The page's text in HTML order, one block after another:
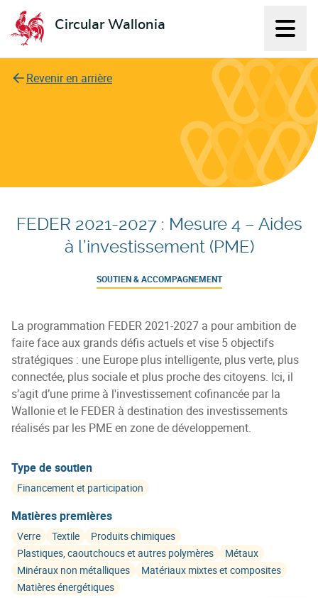
Circular Wallonia
L'économie circulaire
Revenir en arrière
FEDER 2021-2027 : Mesure 4 – Aides
à l’investissement (PME)
SOUTIEN & ACCOMPAGNEMENT
La programmation FEDER 2021-2027 a pour ambition de
faire face aux grands défis actuels et vise 5 objectifs
stratégiques : une Europe plus intelligente, plus verte, plus
connectée, plus sociale et plus proche des citoyens. Ici, il
s’agit d’une prime à l'investissement cofinancée par la
Wallonie et le FEDER à destination des investissements
réalisés par les PME en zone de développement.
Type de soutien
Financement et participation
Matières premières
Verre Textile
Produits chimiques
Plastiques, caoutchoucs et autres polymères
Métaux
Minéraux non métalliques
Matériaux mixtes et composites
Matières énergétiques